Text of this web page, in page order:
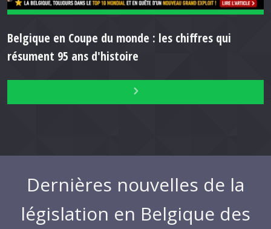
Belgique en Coupe du monde : les chiffres qui
résument 95 ans d'histoire
Dernières nouvelles de la
législation en Belgique des